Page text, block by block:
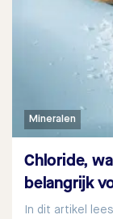
Mineralen
Chloride,
belangrijk
In dit artikel